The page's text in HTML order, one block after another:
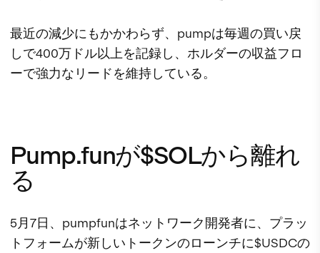
最近の減少にもかかわらず、pumpは毎週の買い戻
しで400万ドル以上を記録し、ホルダーの収益フロ
ーで強力なリードを維持している。
Pump.funが$SOLから離れ
る
5月7日、pumpfunはネットワーク開発者に、プラッ
トフォームが新しいトークンのローンチに$USDCの